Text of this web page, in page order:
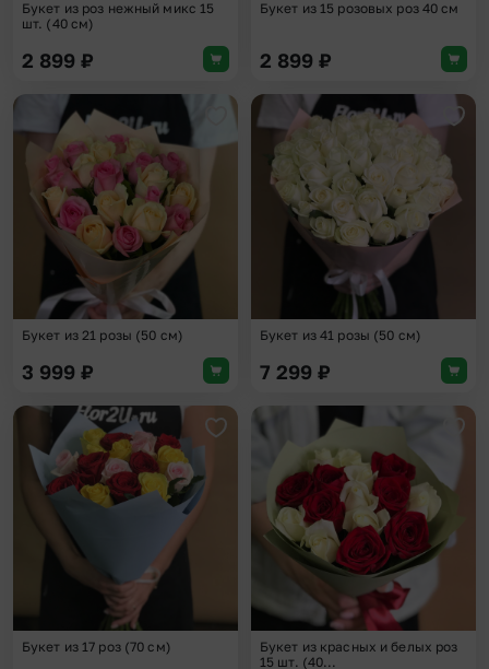
Букет из роз нежный микс 15
шт. (40 см)
2 899 ₽
Букет из 15 розовых роз 40 см
2 899 ₽
Добавить в избранное
Букет из 21 розы (50 см)
3 999 ₽
Букет из 41 розы (50 см)
7 299 ₽
Добавить в избранное
Букет из 17 роз (70 см)
Букет из красных и белых роз
15 шт. (40...